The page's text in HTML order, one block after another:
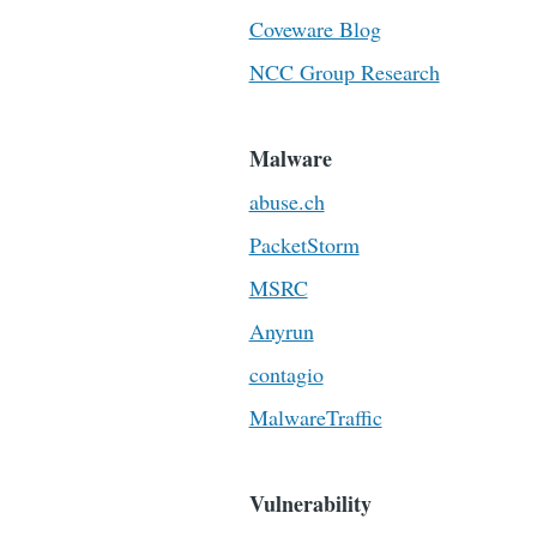
Coveware Blog
NCC Group Research
Malware
abuse.ch
PacketStorm
MSRC
Anyrun
contagio
MalwareTraffic
Vulnerability